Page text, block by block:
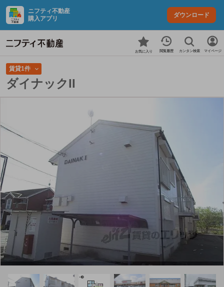
ニフティ不動産
購入アプリ
ダウンロード
お気に入り 閲覧履歴 カンタン検索 マイページ
賃貸1件
ダイナックII